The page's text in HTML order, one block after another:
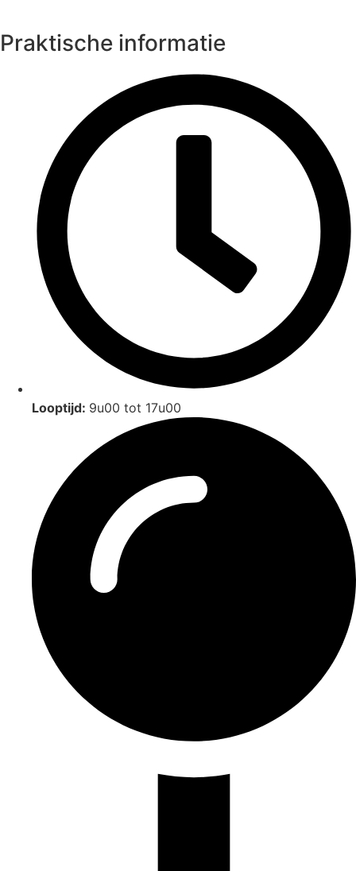
Praktische informatie
Looptijd: 9u00 tot 17u00